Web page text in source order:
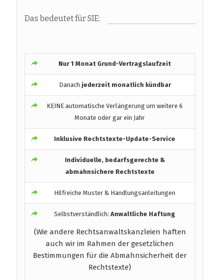
Das bedeutet für SIE:
Nur 1 Monat Grund-Vertragslaufzeit
Danach jederzeit monatlich kündbar
KEINE automatische Verlängerung um weitere 6
Monate oder gar ein Jahr
Inklusive Rechtstexte-Update-Service
Individuelle, bedarfsgerechte &
abmahnsichere Rechtstexte
Hilfreiche Muster & Handlungsanleitungen
Selbstverständlich:Anwaltliche Haftung
(Wie andere Rechtsanwaltskanzleien haften
auch wir im Rahmen der gesetzlichen
Bestimmungen für die Abmahnsicherheit der
Rechtstexte)